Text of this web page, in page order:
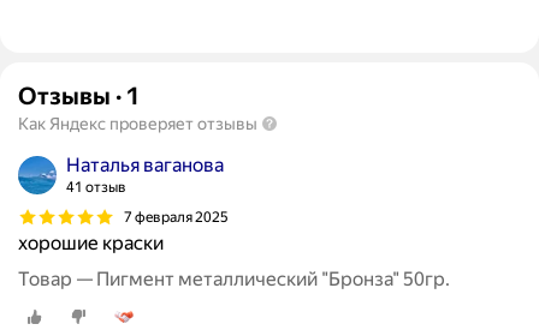
Отзывы · 1
Как Яндекс проверяет отзывы
Наталья ваганова
41 отзыв
7 февраля 2025
хорошие краски
Товар — Пигмент металлический "Бронза" 50гр.